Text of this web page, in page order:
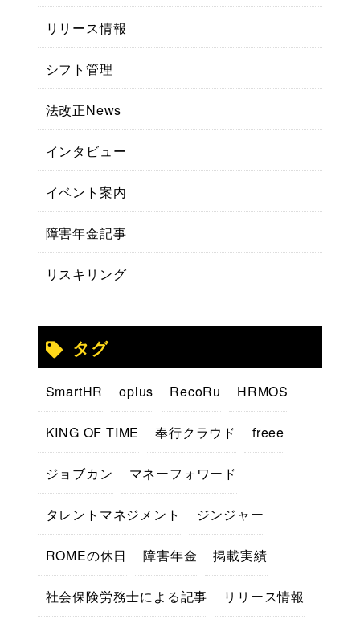
リリース情報
シフト管理
法改正News
インタビュー
イベント案内
障害年金記事
リスキリング
タグ
SmartHR oplus RecoRu HRMOS
KING OF TIME 奉行クラウド freee
ジョブカン マネーフォワード
タレントマネジメント ジンジャー
ROMEの休日 障害年金 掲載実績
社会保険労務士による記事 リリース情報